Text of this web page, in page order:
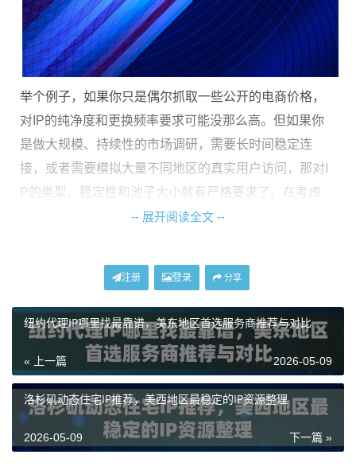
举个例子，如果你只是偶尔抓取一些公开的电商价格，
对IP的纯净度和更换频率要求可能没那么高。但如果你
是做大规模、持续性的市场调研，需要长时间稳定连
接，或者需要模拟大量不同地区的真实用户访问，那对I
P的类型、稳定性和池子大小就有严格要求了。在考虑
“多伦多IP怎么买”这个问题前，先花点时间梳理你的数据
数据中心IP与住宅IP：为北美数据采集选对“身
份”
这是选购北美地区代理IP，尤其是多伦多IP时，最关键的
技术选择之一。简单来说，这决定了你的数据采集请求
将以何种“身份”出现在目标网站面前。
数据中心IP 通常来自大型数据中心的服务商。它们的优
势是速度快、成本相对较低、稳定性高。对于需要高并
-- 展开阅读全文 --
注册 登录 分享
纽约代理IP哪里找最靠谱，美东地区首选服务商推荐与对比
« 上一篇 2026-05-09
洛杉矶动态住宅IP推荐，美西地区最稳定的IP资源整理
下一篇 »
2026-05-09